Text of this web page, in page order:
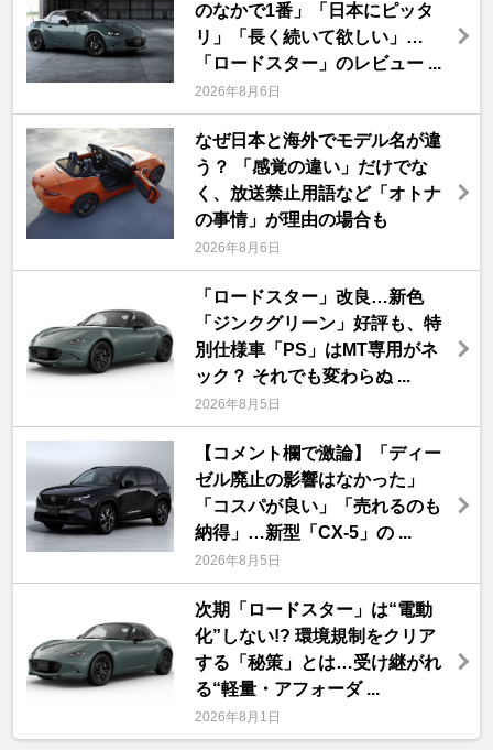
のなかで1番」「日本にピッタ
リ」「長く続いて欲しい」…
「ロードスター」のレビュー ...
2026年8月6日
なぜ日本と海外でモデル名が違
う？ 「感覚の違い」だけでな
く、放送禁止用語など「オトナ
の事情」が理由の場合も
2026年8月6日
「ロードスター」改良…新色
「ジンクグリーン」好評も、特
別仕様車「PS」はMT専用がネ
ック？ それでも変わらぬ ...
2026年8月5日
【コメント欄で激論】「ディー
ゼル廃止の影響はなかった」
「コスパが良い」「売れるのも
納得」…新型「CX-5」の ...
2026年8月5日
次期「ロードスター」は“電動
化”しない!? 環境規制をクリア
する「秘策」とは…受け継がれ
る“軽量・アフォーダ ...
2026年8月1日